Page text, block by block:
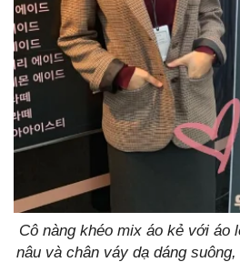
Cô nàng khéo mix áo kẻ với áo
nâu và chân váy dạ dáng